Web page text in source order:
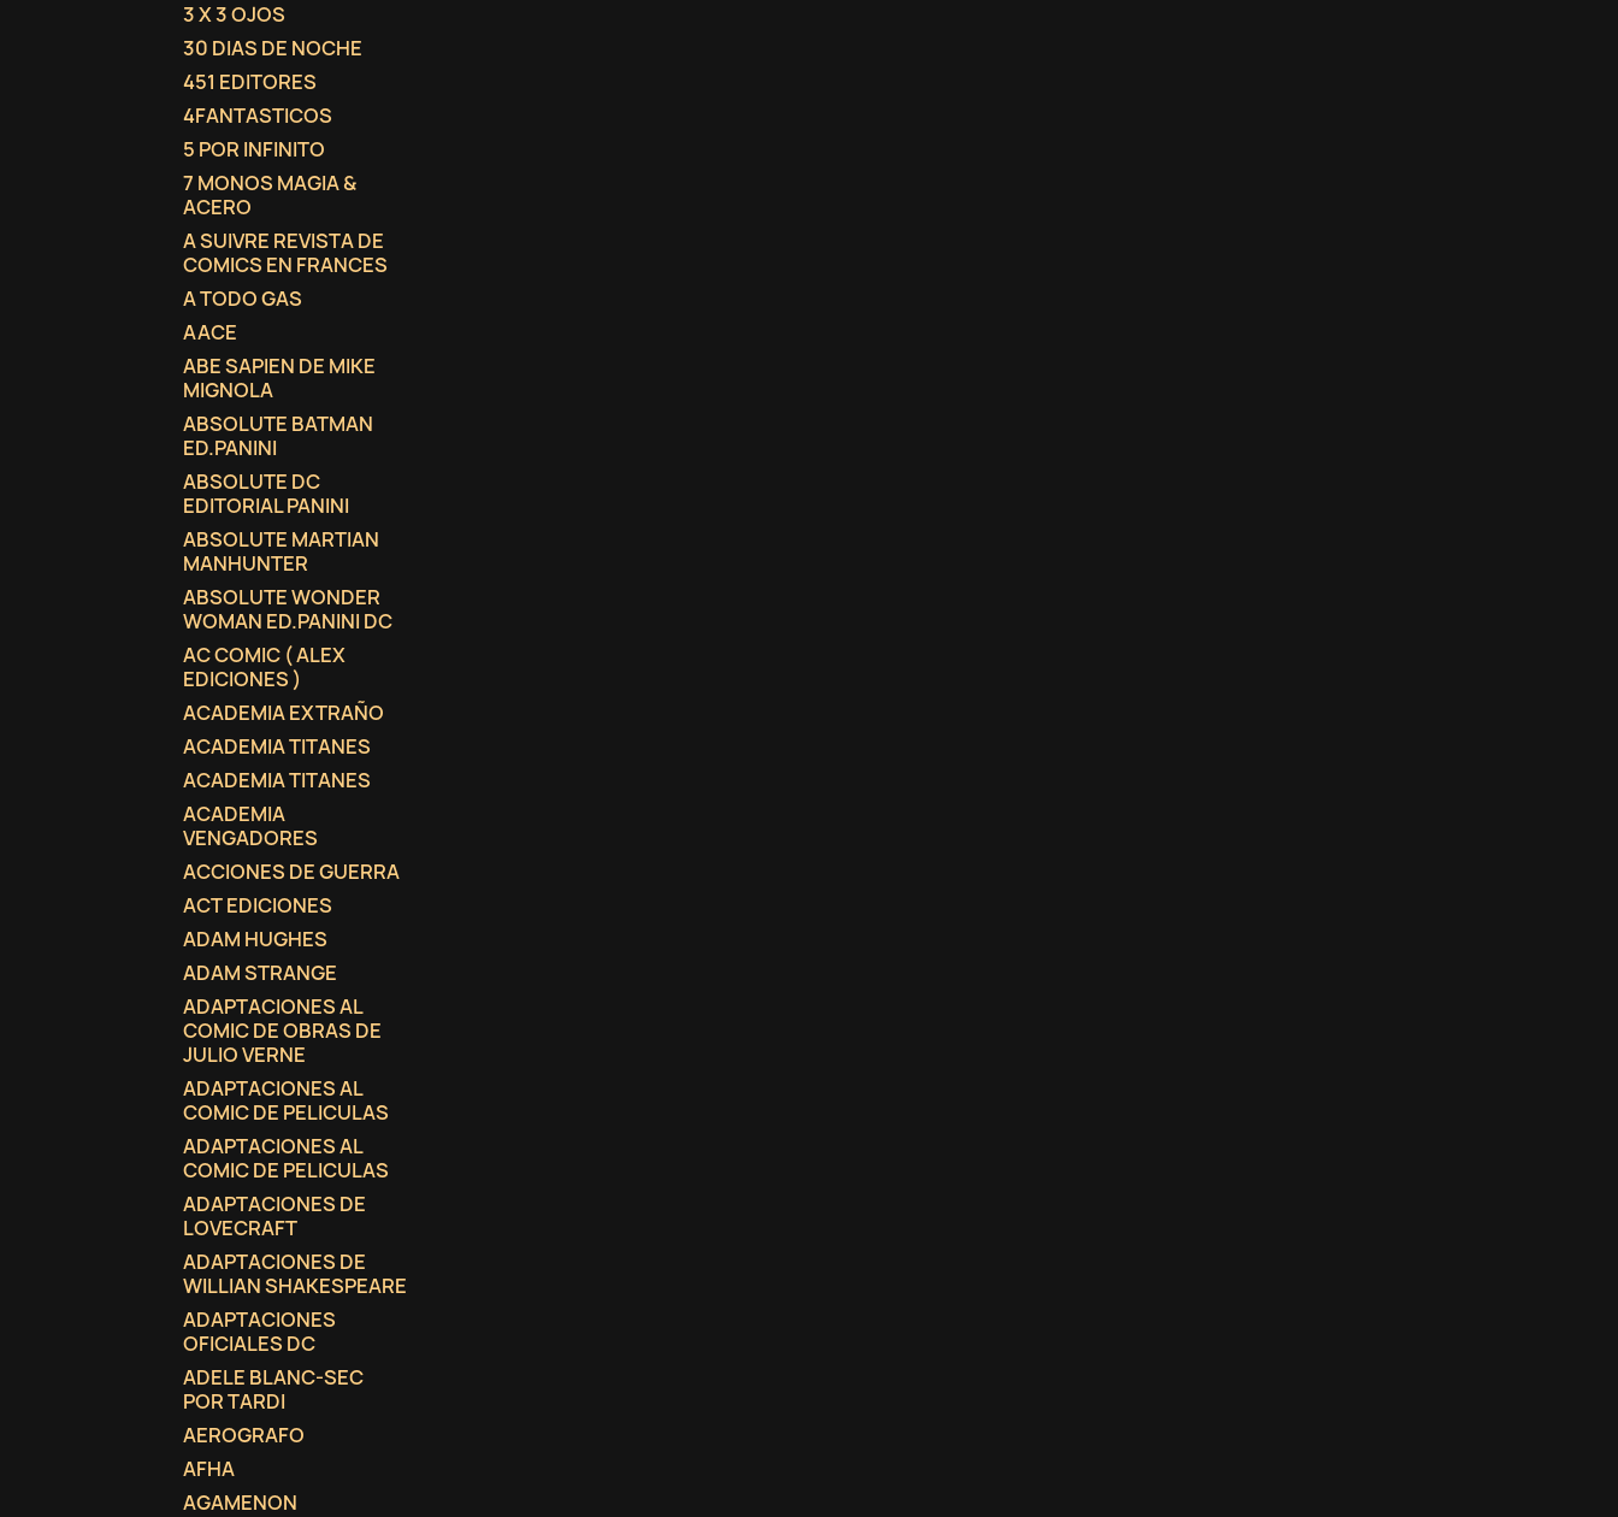
3 X 3 OJOS
30 DIAS DE NOCHE
451 EDITORES
4FANTASTICOS
5 POR INFINITO
7 MONOS MAGIA &
ACERO
A SUIVRE REVISTA DE
COMICS EN FRANCES
A TODO GAS
AACE
ABE SAPIEN DE MIKE
MIGNOLA
ABSOLUTE BATMAN
ED.PANINI
ABSOLUTE DC
EDITORIAL PANINI
ABSOLUTE MARTIAN
MANHUNTER
ABSOLUTE WONDER
WOMAN ED.PANINI DC
AC COMIC ( ALEX
EDICIONES )
ACADEMIA EXTRAÑO
ACADEMIA TITANES
ACADEMIA TITANES
ACADEMIA
VENGADORES
ACCIONES DE GUERRA
ACT EDICIONES
ADAM HUGHES
ADAM STRANGE
ADAPTACIONES AL
COMIC DE OBRAS DE
JULIO VERNE
ADAPTACIONES AL
COMIC DE PELICULAS
ADAPTACIONES AL
COMIC DE PELICULAS
ADAPTACIONES DE
LOVECRAFT
ADAPTACIONES DE
WILLIAN SHAKESPEARE
ADAPTACIONES
OFICIALES DC
ADELE BLANC-SEC
POR TARDI
AEROGRAFO
AFHA
AGAMENON